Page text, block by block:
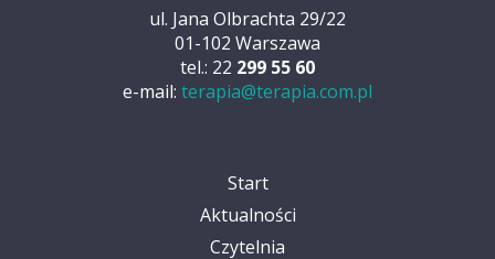
ul. Jana Olbrachta 29/22
01-102 Warszawa
tel.: 22 299 55 60
e-mail: terapia@terapia.com.pl
Start
Aktualności
Czytelnia